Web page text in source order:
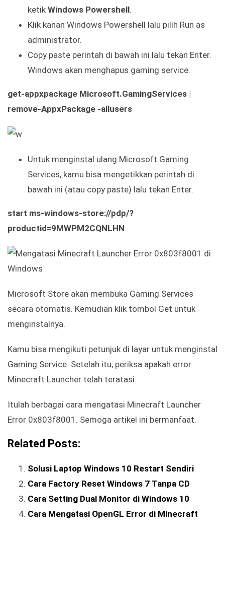
ketik Windows Powershell.
Klik kanan Windows Powershell lalu pilih Run as
administrator.
Copy paste perintah di bawah ini lalu tekan Enter.
Windows akan menghapus gaming service.
get-appxpackage Microsoft.GamingServices |
remove-AppxPackage -allusers
Untuk menginstal ulang Microsoft Gaming
Services, kamu bisa mengetikkan perintah di
bawah ini (atau copy paste) lalu tekan Enter.
start ms-windows-store://pdp/?
productid=9MWPM2CQNLHN
Microsoft Store akan membuka Gaming Services
secara otomatis. Kemudian klik tombol Get untuk
menginstalnya.
Kamu bisa mengikuti petunjuk di layar untuk menginstal
Gaming Service. Setelah itu, periksa apakah error
Minecraft Launcher telah teratasi.
Itulah berbagai cara mengatasi Minecraft Launcher
Error 0x803f8001. Semoga artikel ini bermanfaat.
Related Posts:
Solusi Laptop Windows 10 Restart Sendiri
Cara Factory Reset Windows 7 Tanpa CD
Cara Setting Dual Monitor di Windows 10
Cara Mengatasi OpenGL Error di Minecraft